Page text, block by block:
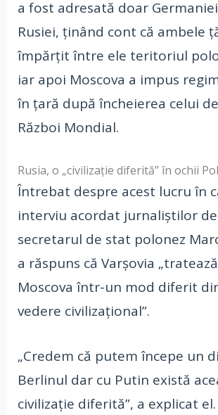
a fost adresată doar
Rusiei, ținând cont că ambele
împărțit între ele teritoriul
iar apoi Moscova a impus
în țară după încheierea celui
Război Mondial.
Rusia, o „civilizație diferită” în ochii
Întrebat despre acest lucru în
interviu acordat jurnaliștilor de
secretarul de stat polonez
a răspuns că Varșovia
Moscova într-un mod diferit
vedere civilizațional”.
„Credem că putem începe un
Berlinul dar cu Putin există
civilizație diferită”, a explicat el.